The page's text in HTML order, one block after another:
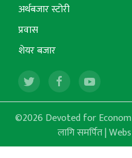
अर्थबजार स्टोरी
प्रवास
शेयर बजार
©2026 Devoted for
लागि समर्पित |